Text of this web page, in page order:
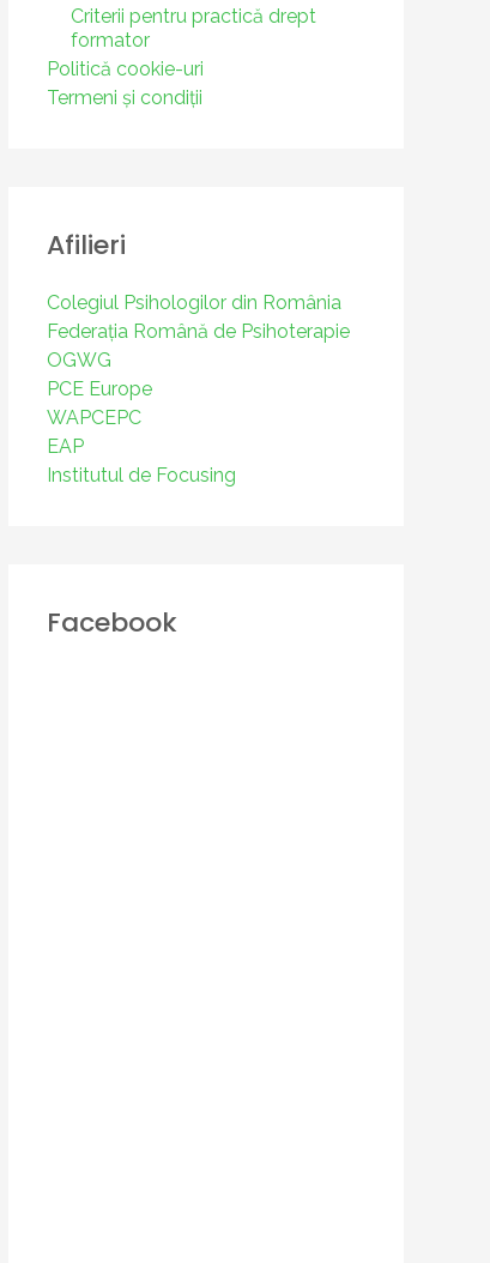
Criterii pentru practică drept
formator
Politică cookie-uri
Termeni și condiții
Afilieri
Colegiul Psihologilor din România
Federația Română de Psihoterapie
OGWG
PCE Europe
WAPCEPC
EAP
Institutul de Focusing
Facebook